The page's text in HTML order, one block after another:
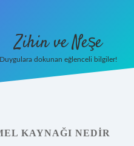
Zihin ve Neşe
Duygulara dokunan eğlenceli bilgiler!
KAYNAĞI NEDIR